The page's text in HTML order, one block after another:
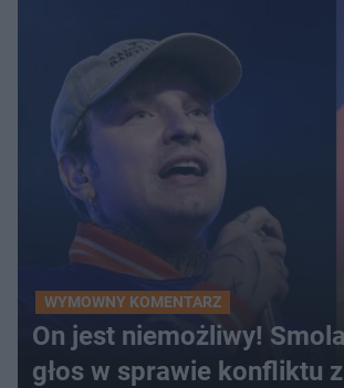
WYMOWNY KOMENTARZ
On jest niemożliwy!
głos w sprawie konfliktu